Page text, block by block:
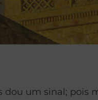
dou um sinal;